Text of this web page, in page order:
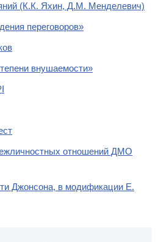
(К.К. Яхин, Д.М. Менделевич)
переговоров»
внушаемости»
отношений ДМО
Джонсона, в модификации Е.